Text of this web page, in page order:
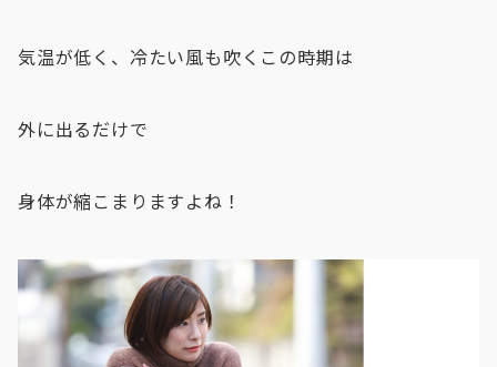
気温が低く、冷たい風も吹くこの時期は
外に出るだけで
身体が縮こまりますよね！